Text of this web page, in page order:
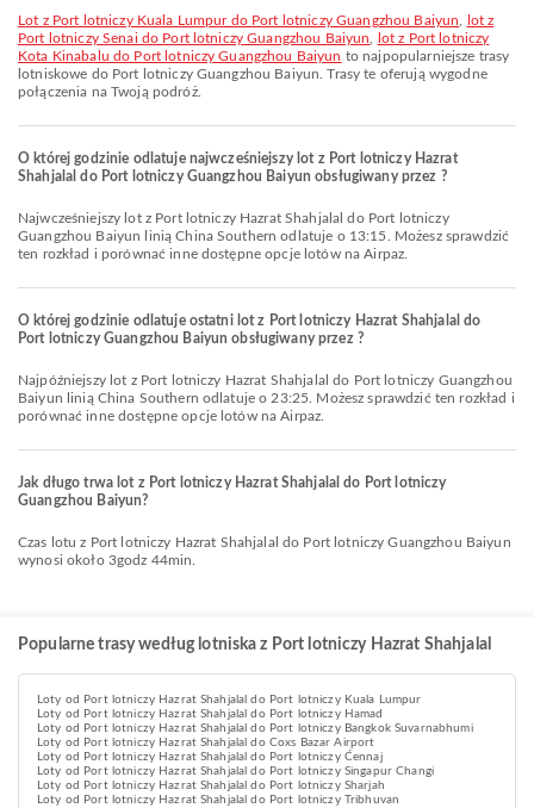
lot z Port lotniczy Kuala Lumpur do Port lotniczy Guangzhou Baiyun
lot z
Port lotniczy Senai do Port lotniczy Guangzhou Baiyun
lot z Port lotniczy
Kota Kinabalu do Port lotniczy Guangzhou Baiyun to najpopularniejsze trasy
lotniskowe do Port lotniczy Guangzhou Baiyun. Trasy te oferują wygodne
połączenia na Twoją podróż.
O której godzinie odlatuje najwcześniejszy lot z Port lotniczy Hazrat
Shahjalal do Port lotniczy Guangzhou Baiyun obsługiwany przez ?
Najwcześniejszy lot z Port lotniczy Hazrat Shahjalal do Port lotniczy
Guangzhou Baiyun linią China Southern odlatuje o 13:15. Możesz sprawdzić
ten rozkład i porównać inne dostępne opcje lotów na Airpaz.
O której godzinie odlatuje ostatni lot z Port lotniczy Hazrat Shahjalal do
Port lotniczy Guangzhou Baiyun obsługiwany przez ?
Najpóźniejszy lot z Port lotniczy Hazrat Shahjalal do Port lotniczy Guangzhou
Baiyun linią China Southern odlatuje o 23:25. Możesz sprawdzić ten rozkład i
porównać inne dostępne opcje lotów na Airpaz.
Jak długo trwa lot z Port lotniczy Hazrat Shahjalal do Port lotniczy
Guangzhou Baiyun?
Czas lotu z Port lotniczy Hazrat Shahjalal do Port lotniczy Guangzhou Baiyun
wynosi około 3godz 44min.
Popularne trasy według lotniska z Port lotniczy Hazrat Shahjalal
Loty od Port lotniczy Hazrat Shahjalal do Port lotniczy Kuala Lumpur
Loty od Port lotniczy Hazrat Shahjalal do Port lotniczy Hamad
Loty od Port lotniczy Hazrat Shahjalal do Port lotniczy Bangkok Suvarnabhumi
Loty od Port lotniczy Hazrat Shahjalal do Coxs Bazar Airport
Loty od Port lotniczy Hazrat Shahjalal do Port lotniczy Ćennaj
Loty od Port lotniczy Hazrat Shahjalal do Port lotniczy Singapur Changi
Loty od Port lotniczy Hazrat Shahjalal do Port lotniczy Sharjah
Loty od Port lotniczy Hazrat Shahjalal do Port lotniczy Tribhuvan